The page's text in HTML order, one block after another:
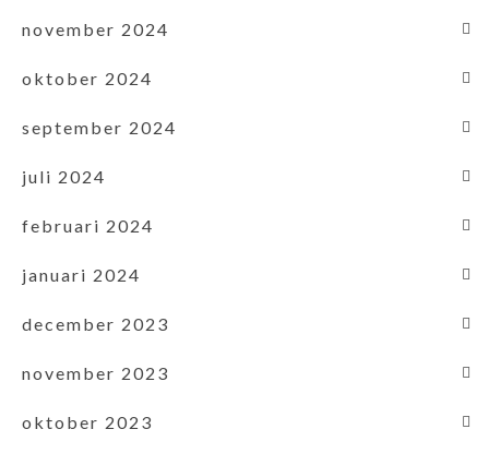
november 2024
oktober 2024
september 2024
juli 2024
februari 2024
januari 2024
december 2023
november 2023
oktober 2023